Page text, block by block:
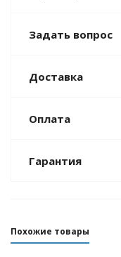
Задать вопрос
Доставка
Оплата
Гарантия
Похожие товары